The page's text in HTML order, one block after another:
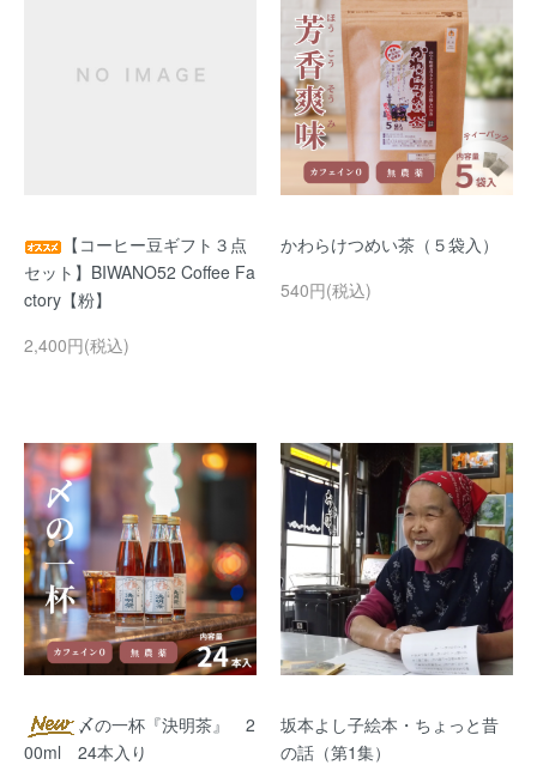
【コーヒー豆ギフト３点
セット】BIWANO52 Coffee Fa
ctory【粉】
2,400円(税込)
かわらけつめい茶（５袋入）
540円(税込)
〆の一杯『決明茶』 2
00ml 24本入り
坂本よし子絵本・ちょっと昔
の話（第1集）